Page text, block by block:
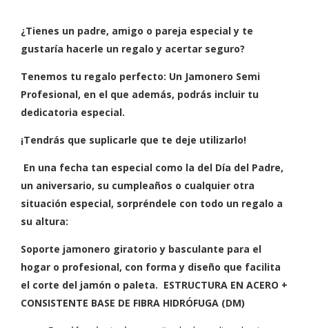
¿Tienes un padre, amigo o pareja especial y te
gustaría hacerle un regalo y acertar seguro?
Tenemos tu regalo perfecto: Un Jamonero Semi
Profesional, en el que además, podrás incluir tu
dedicatoria especial.
¡Tendrás que suplicarle que te deje utilizarlo!
En una fecha tan especial como la del Día del Padre,
un aniversario, su cumpleaños o cualquier otra
situación especial, sorpréndele con todo un regalo a
su altura:
Soporte jamonero giratorio y basculante para el
hogar o profesional, con forma y diseño que facilita
el corte del jamón o paleta. ESTRUCTURA EN ACERO +
CONSISTENTE BASE DE FIBRA HIDRÓFUGA (DM)